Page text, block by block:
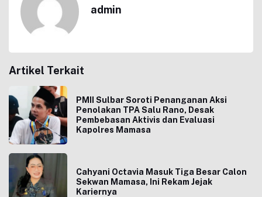
admin
Artikel Terkait
PMII Sulbar Soroti Penanganan Aksi
Penolakan TPA Salu Rano, Desak
Pembebasan Aktivis dan Evaluasi
Kapolres Mamasa
Cahyani Octavia Masuk Tiga Besar Calon
Sekwan Mamasa, Ini Rekam Jejak
Kariernya